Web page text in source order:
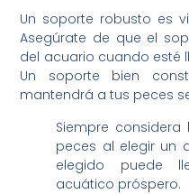
Un soporte robusto es
Asegúrate de que el
del acuario cuando esté
Un soporte bien
mantendrá a tus peces
Siempre
peces al elegir un
elegido puede
acuático próspero.